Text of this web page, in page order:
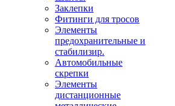
Заклепки
Фитинги для тросов
Элементы
предохранительные и
стабилизир.
Автомобильные
скрепки
Элементы
дистанционные